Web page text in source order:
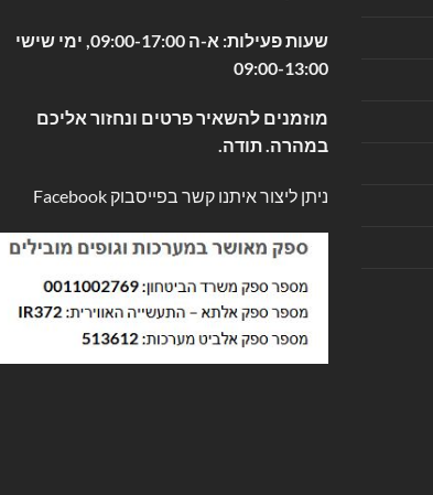
שעות פעילות: א-ה 09:00-17:00, ימי שישי
09:00-13:00
מוזמנים להשאיר פרטים ונחזור אליכם
במהרה. תודה.
ניתן ליצור איתנו קשר בפייסבוק Facebook